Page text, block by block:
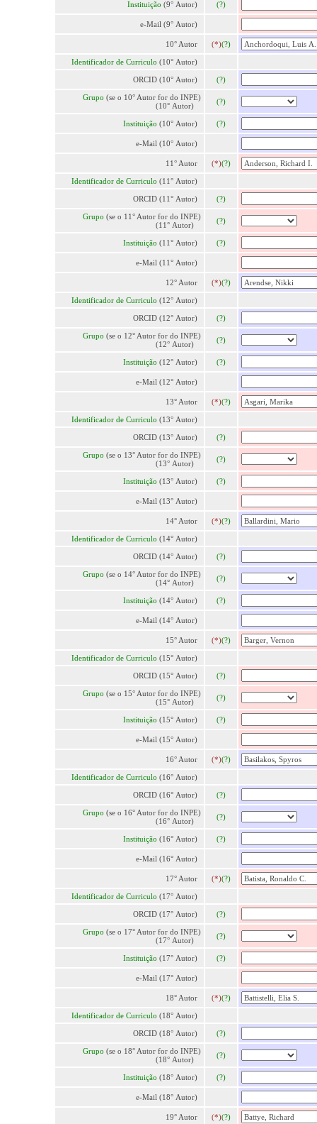
Instituição (9° Autor) (?)
e-Mail (9° Autor)
10° Autor (*)(?)
Identificador de Curriculo (10° Autor)
ORCID (10° Autor) (?)
Grupo (se o 10° Autor for do INPE)
(10° Autor)
(?)
Instituição (10° Autor) (?)
e-Mail (10° Autor)
11° Autor (*)(?)
Identificador de Curriculo (11° Autor)
ORCID (11° Autor) (?)
Grupo (se o 11° Autor for do INPE)
(11° Autor)
(?)
Instituição (11° Autor) (?)
e-Mail (11° Autor)
12° Autor (*)(?)
Identificador de Curriculo (12° Autor)
ORCID (12° Autor) (?)
Grupo (se o 12° Autor for do INPE)
(12° Autor)
(?)
Instituição (12° Autor) (?)
e-Mail (12° Autor)
13° Autor (*)(?)
Identificador de Curriculo (13° Autor)
ORCID (13° Autor) (?)
Grupo (se o 13° Autor for do INPE)
(13° Autor)
(?)
Instituição (13° Autor) (?)
e-Mail (13° Autor)
14° Autor (*)(?)
Identificador de Curriculo (14° Autor)
ORCID (14° Autor) (?)
Grupo (se o 14° Autor for do INPE)
(14° Autor)
(?)
Instituição (14° Autor) (?)
e-Mail (14° Autor)
15° Autor (*)(?)
Identificador de Curriculo (15° Autor)
ORCID (15° Autor) (?)
Grupo (se o 15° Autor for do INPE)
(15° Autor)
(?)
Instituição (15° Autor) (?)
e-Mail (15° Autor)
16° Autor (*)(?)
Identificador de Curriculo (16° Autor)
ORCID (16° Autor) (?)
Grupo (se o 16° Autor for do INPE)
(16° Autor)
(?)
Instituição (16° Autor) (?)
e-Mail (16° Autor)
17° Autor (*)(?)
Identificador de Curriculo (17° Autor)
ORCID (17° Autor) (?)
Grupo (se o 17° Autor for do INPE)
(17° Autor)
(?)
Instituição (17° Autor) (?)
e-Mail (17° Autor)
18° Autor (*)(?)
Identificador de Curriculo (18° Autor)
ORCID (18° Autor) (?)
Grupo (se o 18° Autor for do INPE)
(18° Autor)
(?)
Instituição (18° Autor) (?)
e-Mail (18° Autor)
19° Autor (*)(?)